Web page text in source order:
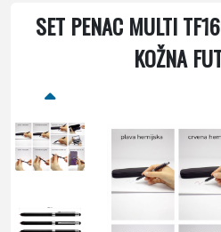
SET PENAC MULTI
KOŽNA